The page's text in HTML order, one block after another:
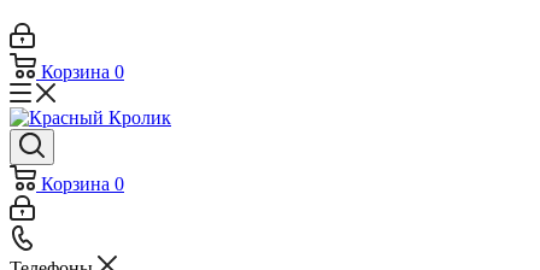
Корзина 0
Корзина 0